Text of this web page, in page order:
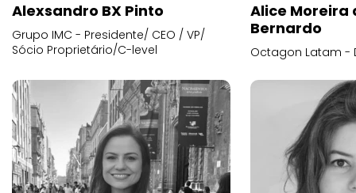
Alexsandro BX Pinto
Grupo IMC - Presidente/ CEO / VP/
Sócio Proprietário/C-level
Alice
Bernardo
Octagon Latam -